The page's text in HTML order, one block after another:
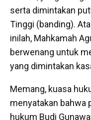
serta dimintakan
Tinggi (banding).
inilah, Mahkamah
berwenang untuk
yang dimintakan
Memang, kuasa
menyatakan bahwa
hukum Budi